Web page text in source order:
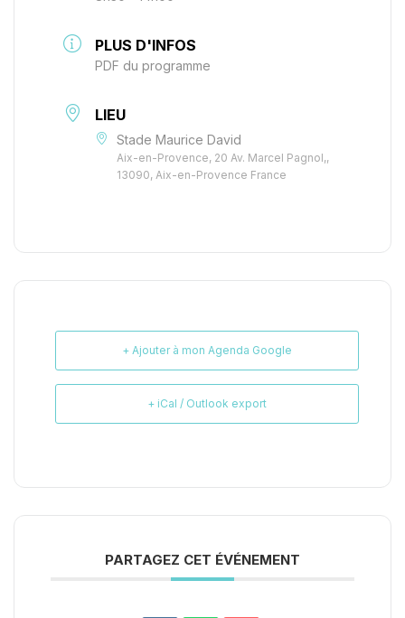
PLUS D'INFOS
PDF du programme
LIEU
Stade Maurice David
Aix-en-Provence, 20 Av. Marcel Pagnol,,
13090, Aix-en-Provence France
+ Ajouter à mon Agenda Google
+ iCal / Outlook export
PARTAGEZ CET ÉVÉNEMENT